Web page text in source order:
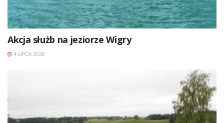
Akcja służb na jeziorze Wigry
4 LIPCA 2026